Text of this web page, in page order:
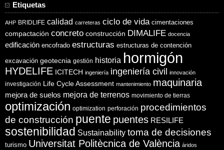
Etiquetas
AHP BRIDLIFE calidad carreteras ciclo de vida cimentaciones
compactación concreto construcción DIMALIFE docencia
edificación encofrado estructuras estructuras de contención
excavación geotecnia gestión historia hormigón
HYDELIFE ICITECH ingeniería ingeniería civil innovación
investigación Life Cycle Assessment mantenimiento maquinaria
mejora de suelos mejora de terrenos movimiento de tierras
optimización optimization perforación procedimientos
de construcción puente puentes RESILIFE
sostenibilidad Sustainability toma de decisiones
turismo Universitat Politècnica de València áridos